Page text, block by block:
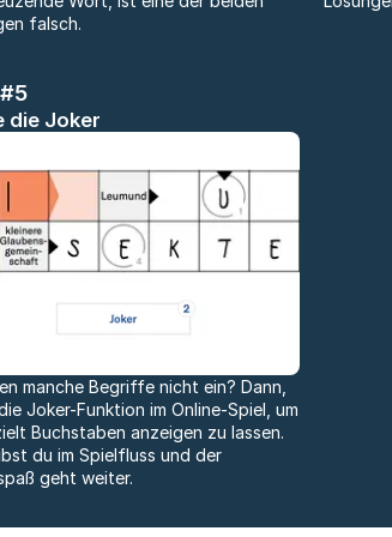
falsch.
die Joker
manche Begriffe nicht ein? Dann,
Joker-Funktion im Online-Spiel, um
Buchstaben anzeigen zu lassen.
du im Spielfluss und der
geht weiter.